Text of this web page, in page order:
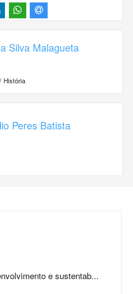
Silva Malagueta
História
Peres Batista
e sustentab...